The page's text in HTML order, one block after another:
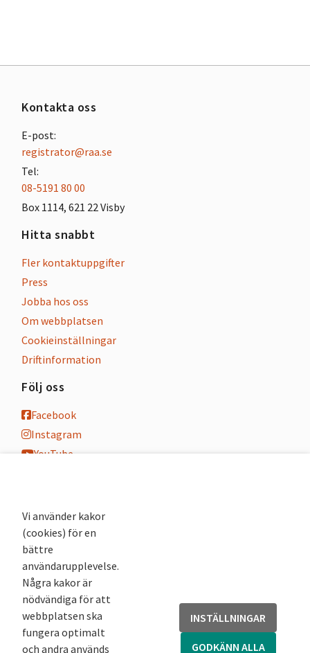
Kontakta oss
E-post:
registrator@raa.se
Tel:
08-5191 80 00
Box 1114, 621 22 Visby
Hitta snabbt
Fler kontaktuppgifter
Press
Jobba hos oss
Om webbplatsen
Cookieinställningar
Driftinformation
Följ oss
Facebook
Instagram
YouTube
Nyhetsbrev
Andra webbplatser
Arkivsök
Fornsök
Fornreg
Bebyggelseregistret
Runor
Vi använder kakor
(cookies) för en
bättre
användarupplevelse.
Några kakor är
nödvändiga för att
webbplatsen ska
fungera optimalt
och andra används
INSTÄLLNINGAR
GODKÄNN ALLA